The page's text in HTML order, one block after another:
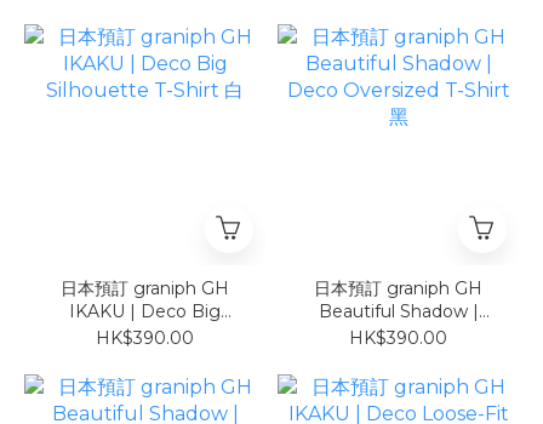
日本預訂 graniph GH
IKAKU | Deco Big
Silhouette T-Shirt 白
HK$390.00
日本預訂 graniph GH
Beautiful Shadow |
Deco Oversized T-Shirt
HK$390.00